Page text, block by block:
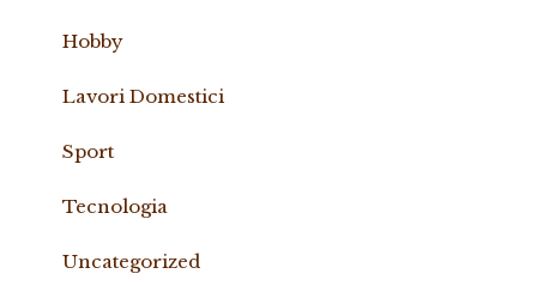
Hobby
Lavori Domestici
Sport
Tecnologia
Uncategorized